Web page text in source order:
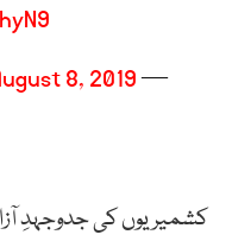
— Malala (@Malala)
8, 2019
کشمیریوں کی جدوجہدِ